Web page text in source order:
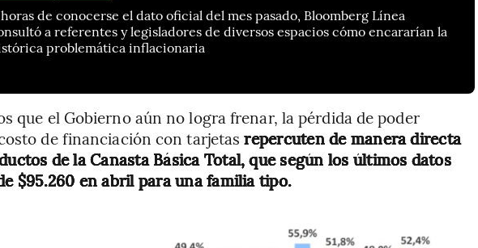
de conocerse el dato oficial del mes pasado, Bloomberg Línea
a referentes y legisladores de diversos espacios cómo encararían la
problemática inflacionaria
que el Gobierno aún no logra frenar, la pérdida de poder
de financiación con tarjetas repercuten de manera directa
de la Canasta Básica Total, que según los últimos datos
$95.260 en abril para una familia tipo.